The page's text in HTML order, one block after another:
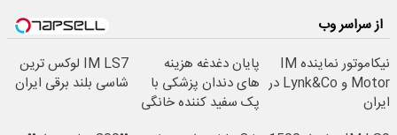
از سراسر وب
نیکاموتور نماینده IM
Motor و Lynk&Co در
ایران
پایان دغدغه هزینه
های دندان پزشکی با
پک سفید کننده خانگی
IM LS7 لوکس ترین
شاسی بلند برقی ایران